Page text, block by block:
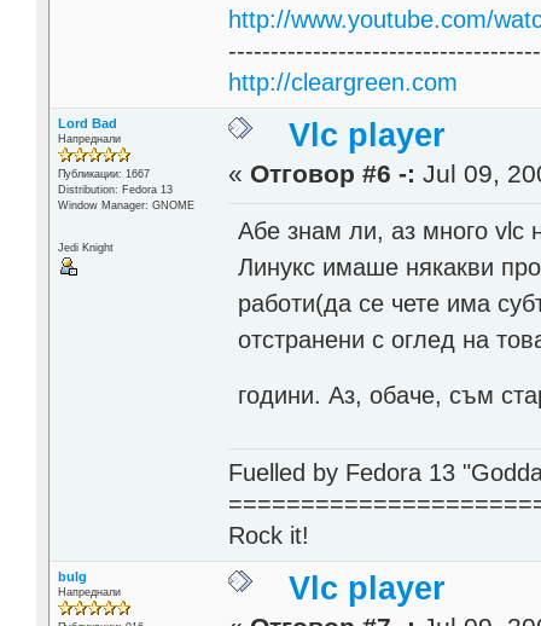
http://www.youtube.com/
http://cleargreen.com
Lord Bad
Напреднали
Публикации: 1667
Distribution: Fedora 13
Window Manager: GNOME
Jedi Knight
Vlc player
« Отговор #6 -: Jul 09,
Абе знам ли, аз много vlc
Линукс имаше някакви
работи(да се чете има
отстранени с оглед на
години. Аз, обаче, съм
Fuelled by Fedora 13
Rock it!
bulg
Напреднали Vlc player